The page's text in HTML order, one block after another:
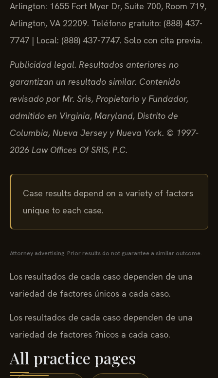
Arlington: 1655 Fort Myer Dr, Suite 700, Room 719,
Arlington, VA 22209. Teléfono gratuito: (888) 437-
7747 | Local: (888) 437-7747. Solo con cita previa.
Publicidad legal. Resultados anteriores no
garantizan un resultado similar. Contenido
revisado por Mr. Sris, Propietario y Fundador,
admitido en Virginia, Maryland, Distrito de
Columbia, Nueva Jersey y Nueva York. © 1997-
2026 Law Offices Of SRIS, P.C.
Case results depend on a variety of factors
unique to each case.
Attorney advertising. Prior results do not guarantee a similar outcome.
Los resultados de cada caso dependen de una
variedad de factores únicos a cada caso.
Los resultados de cada caso dependen de una
variedad de factores ?nicos a cada caso.
All practice pages